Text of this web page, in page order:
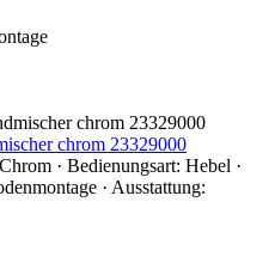
chrom 23329000
· Bedienungsart: Hebel ·
· Ausstattung: